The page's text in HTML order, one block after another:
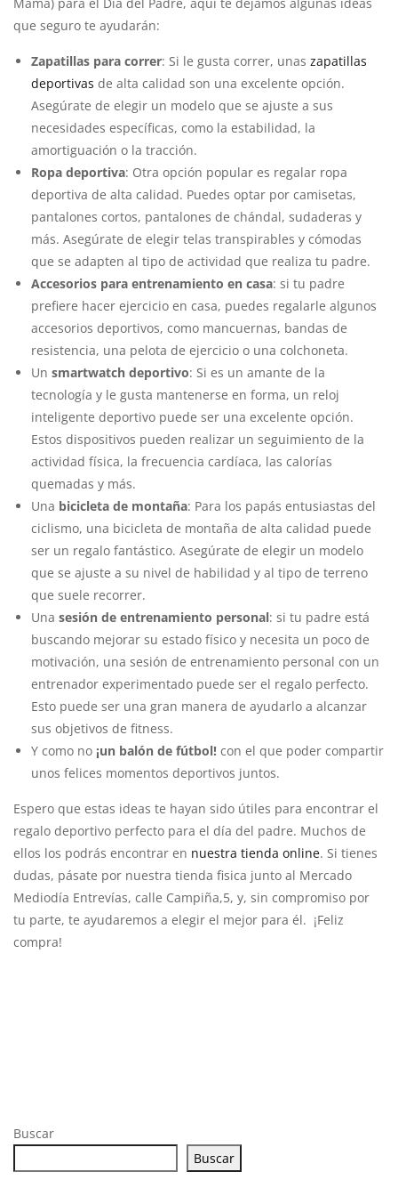
que seguro te ayudarán:
Zapatillas para correr: Si le gusta correr, unas zapatillas
deportivas de alta calidad son una excelente opción.
Asegúrate de elegir un modelo que se ajuste a sus
necesidades específicas, como la estabilidad, la
amortiguación o la tracción.
Ropa deportiva: Otra opción popular es regalar ropa
deportiva de alta calidad. Puedes optar por camisetas,
pantalones cortos, pantalones de chándal, sudaderas y
más. Asegúrate de elegir telas transpirables y cómodas
que se adapten al tipo de actividad que realiza tu padre.
Accesorios para entrenamiento en casa: si tu padre
prefiere hacer ejercicio en casa, puedes regalarle algunos
accesorios deportivos, como mancuernas, bandas de
resistencia, una pelota de ejercicio o una colchoneta.
Un smartwatch deportivo: Si es un amante de la
tecnología y le gusta mantenerse en forma, un reloj
inteligente deportivo puede ser una excelente opción.
Estos dispositivos pueden realizar un seguimiento de la
actividad física, la frecuencia cardíaca, las calorías
quemadas y más.
Una bicicleta de montaña: Para los papás entusiastas del
ciclismo, una bicicleta de montaña de alta calidad puede
ser un regalo fantástico. Asegúrate de elegir un modelo
que se ajuste a su nivel de habilidad y al tipo de terreno
que suele recorrer.
Una sesión de entrenamiento personal: si tu padre está
buscando mejorar su estado físico y necesita un poco de
motivación, una sesión de entrenamiento personal con un
entrenador experimentado puede ser el regalo perfecto.
Esto puede ser una gran manera de ayudarlo a alcanzar
sus objetivos de fitness.
Y como no ¡un balón de fútbol! con el que poder compartir
unos felices momentos deportivos juntos.
Espero que estas ideas te hayan sido útiles para encontrar el
regalo deportivo perfecto para el día del padre. Muchos de
ellos los podrás encontrar en nuestra tienda online. Si tienes
dudas, pásate por nuestra tienda fisica junto al Mercado
Mediodía Entrevías, calle Campiña,5, y, sin compromiso por
tu parte, te ayudaremos a elegir el mejor para él. ¡Feliz
compra!
Buscar
Buscar